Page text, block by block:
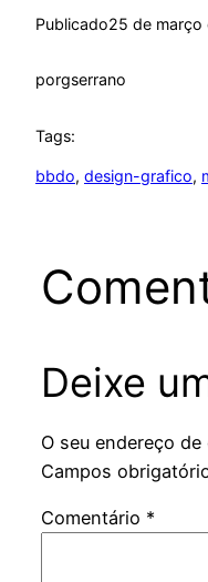
Publicado25 de março
porgserrano
Tags:
bbdo, design-grafico,
Deixe
O seu endereço
Campos
Comentário *